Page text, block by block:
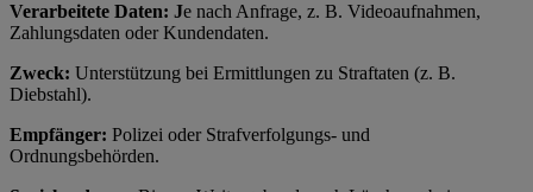
Verarbeitete Daten: Je nach Anfrage, z. B. Videoaufnahmen,
Zahlungsdaten oder Kundendaten.
Zweck: Unterstützung bei Ermittlungen zu Straftaten (z. B.
Diebstahl).
Empfänger: Polizei oder Strafverfolgungs- und
Ordnungsbehörden.